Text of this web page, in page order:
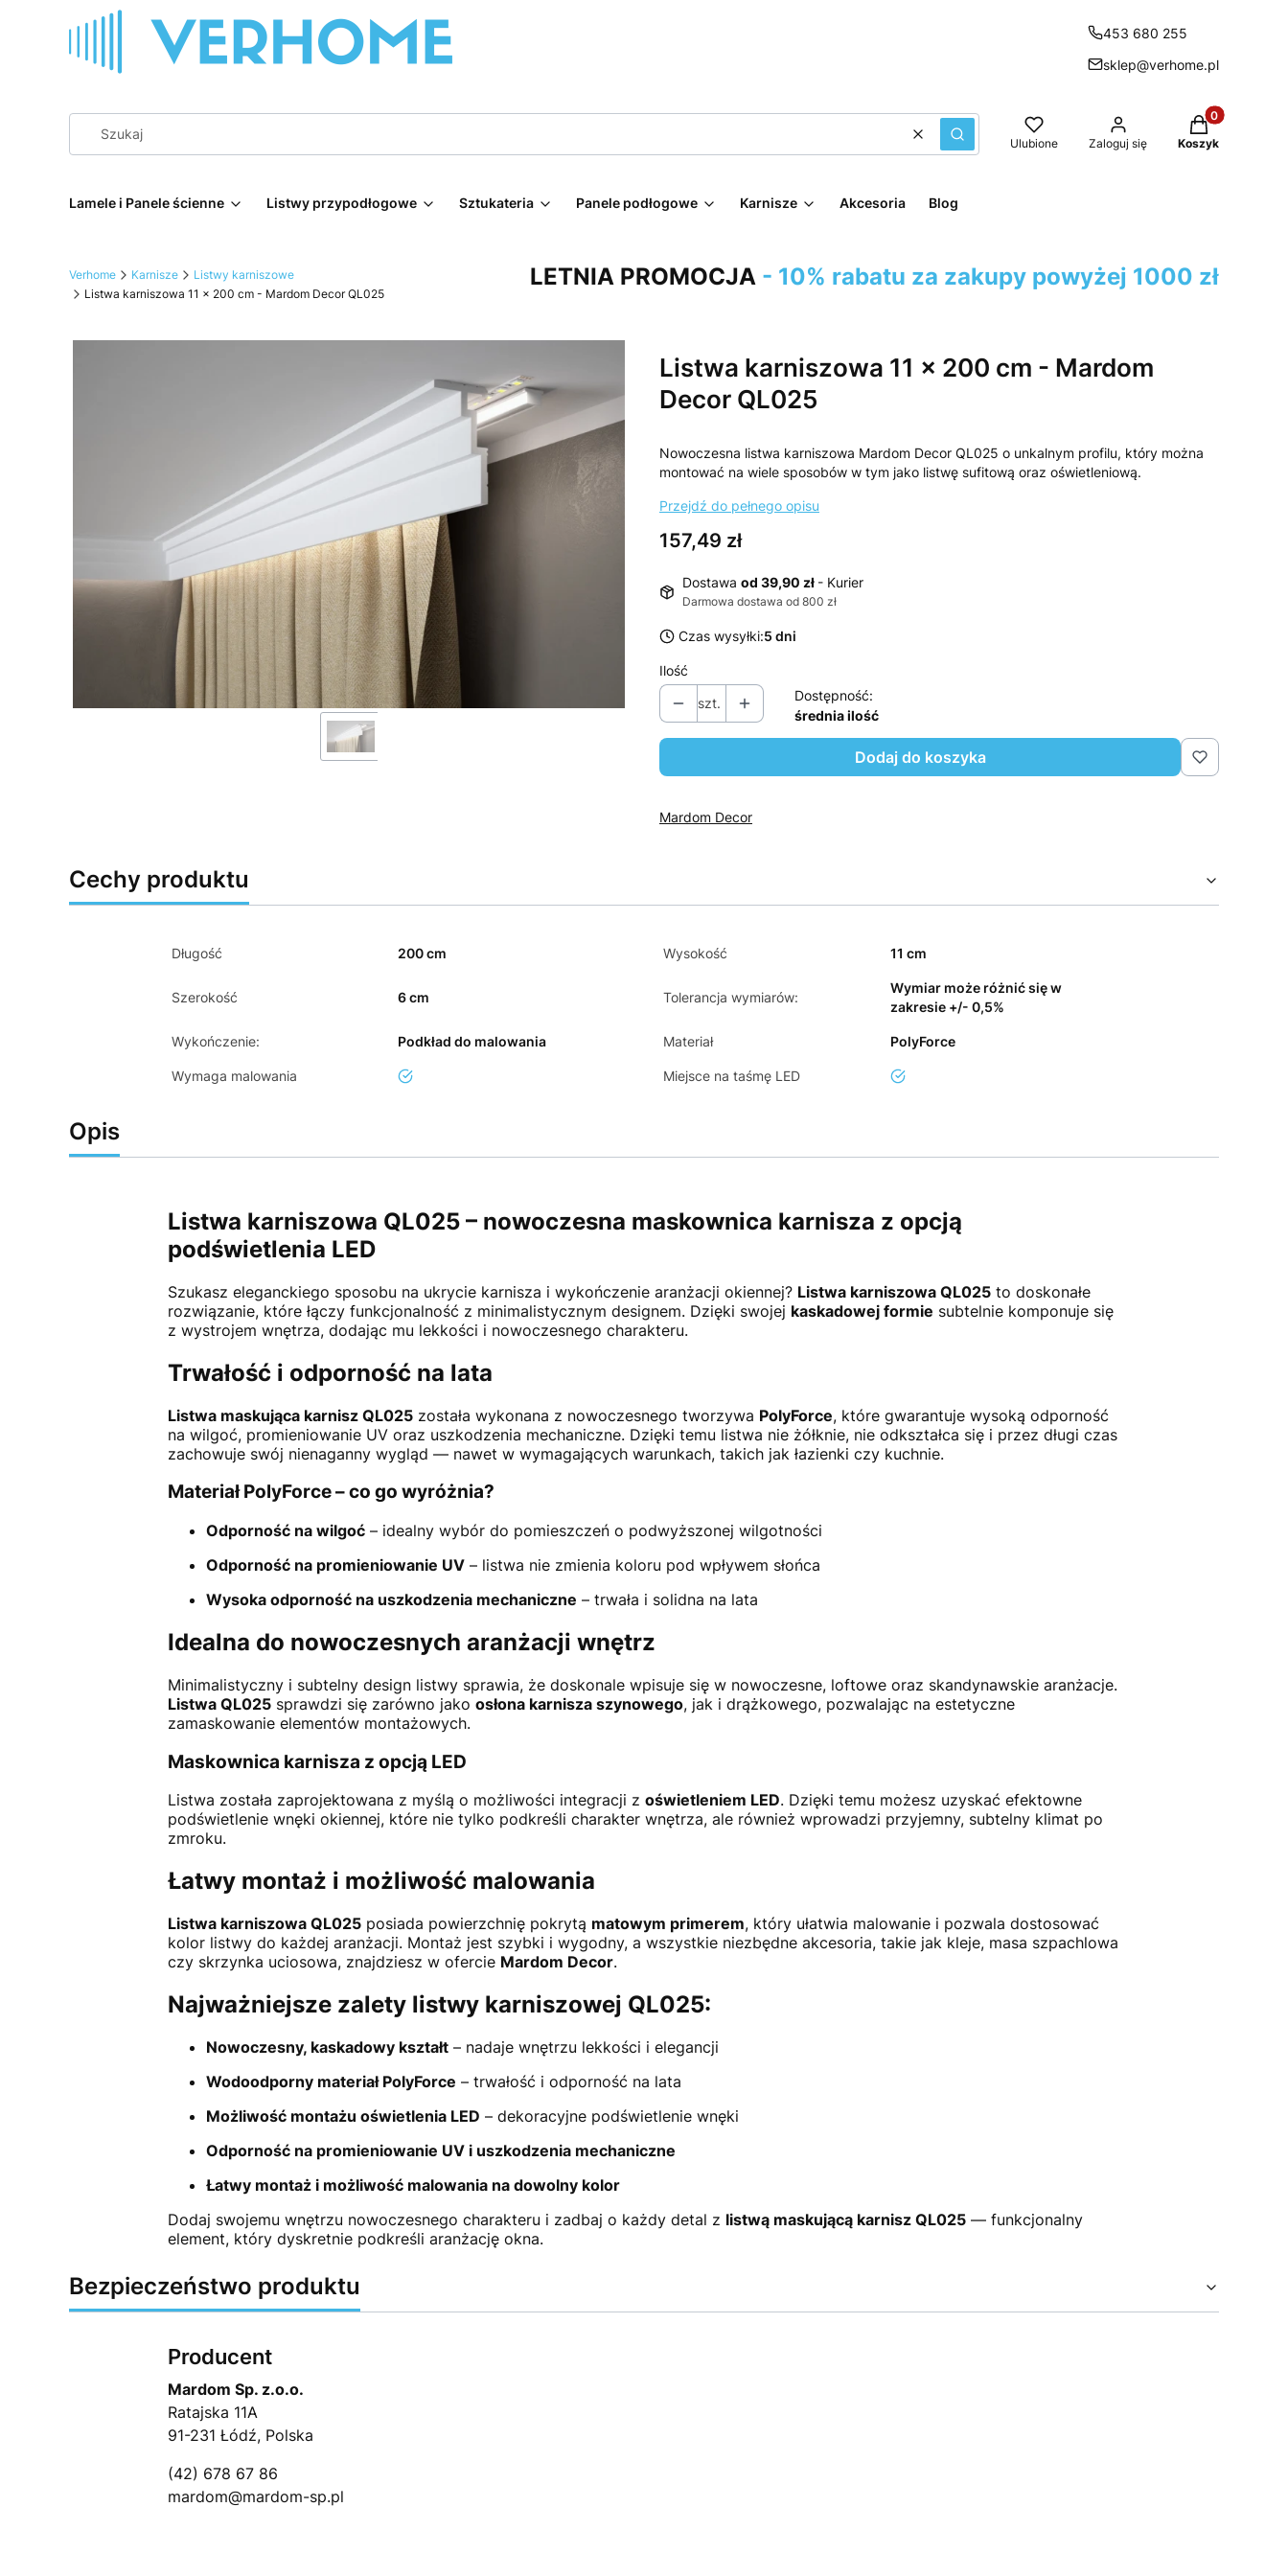
453 680 255
sklep@verhome.pl
WyczyśćSzukaj Ulubione Zaloguj się
Produkty w
Koszyk
Lamele i Panele ścienne Listwy przypodłogowe Sztukateria Panele podłogowe Karnisze Akcesoria Blog
Verhome Karnisze
Listwy karniszowe
Listwa karniszowa 11 x 200 cm - Mardom Decor QL025
LETNIA PROMOCJA - 10% rabatu za zakupy powyżej 1000 zł
Listwa karniszowa 11 x 200 cm - Mardom
Decor QL025
Nowoczesna listwa karniszowa Mardom Decor QL025 o unkalnym profilu, który można
montować na wiele sposobów w tym jako listwę sufitową oraz oświetleniową.
Przejdź do pełnego opisu
Cena
157,49 zł
Dostawa od 39,90 zł - Kurier
Darmowa dostawa od 800 zł
Czas wysyłki:5 dni
Ilość
szt.
Dostępność:
średnia ilość
Dodaj do koszyka
Mardom Decor
Cechy produktu
Długość 200 cm Wysokość 11 cm
Szerokość 6 cm Tolerancja wymiarów:
Wymiar może różnić się w
zakresie +/- 0,5%
Wykończenie: Podkład do malowania Materiał PolyForce
Wymaga malowania tak Miejsce na taśmę LED tak
Opis
Listwa karniszowa QL025 – nowoczesna maskownica karnisza z opcją
podświetlenia LED
Szukasz eleganckiego sposobu na ukrycie karnisza i wykończenie aranżacji okiennej? Listwa karniszowa QL025to doskonałe
rozwiązanie, które łączy funkcjonalność z minimalistycznym designem. Dzięki swojej kaskadowej formie subtelnie komponuje się
z wystrojem wnętrza, dodając mu lekkości i nowoczesnego charakteru.
Trwałość i odporność na lata
Listwa maskująca karnisz QL025została wykonana z nowoczesnego tworzywa PolyForce, które gwarantuje wysoką odporność
na wilgoć, promieniowanie UV oraz uszkodzenia mechaniczne. Dzięki temu listwa nie żółknie, nie odkształca się i przez długi czas
zachowuje swój nienaganny wygląd — nawet w wymagających warunkach, takich jak łazienki czy kuchnie.
Materiał PolyForce – co go wyróżnia?
Odporność na wilgoć– idealny wybór do pomieszczeń o podwyższonej wilgotności
Odporność na promieniowanie UV– listwa nie zmienia koloru pod wpływem słońca
Wysoka odporność na uszkodzenia mechaniczne – trwała i solidna na lata
Idealna do nowoczesnych aranżacji wnętrz
Minimalistyczny i subtelny design listwy sprawia, że doskonale wpisuje się w nowoczesne, loftowe oraz skandynawskie aranżacje.
Listwa QL025sprawdzi się zarówno jako osłona karnisza szynowego, jak i drążkowego, pozwalając na estetyczne
zamaskowanie elementów montażowych.
Maskownica karnisza z opcją LED
Listwa została zaprojektowana z myślą o możliwości integracji z oświetleniem LED. Dzięki temu możesz uzyskać efektowne
podświetlenie wnęki okiennej, które nie tylko podkreśli charakter wnętrza, ale również wprowadzi przyjemny, subtelny klimat po
zmroku.
Łatwy montaż i możliwość malowania
Listwa karniszowa QL025posiada powierzchnię pokrytą matowym primerem, który ułatwia malowanie i pozwala dostosować
kolor listwy do każdej aranżacji. Montaż jest szybki i wygodny, a wszystkie niezbędne akcesoria, takie jak kleje, masa szpachlowa
czy skrzynka uciosowa, znajdziesz w ofercie Mardom Decor.
Najważniejsze zalety listwy karniszowej QL025:
Nowoczesny, kaskadowy kształt– nadaje wnętrzu lekkości i elegancji
Wodoodporny materiał PolyForce – trwałość i odporność na lata
Możliwość montażu oświetlenia LED – dekoracyjne podświetlenie wnęki
Odporność na promieniowanie UV i uszkodzenia mechaniczne
Łatwy montaż i możliwość malowania na dowolny kolor
Dodaj swojemu wnętrzu nowoczesnego charakteru i zadbaj o każdy detal z listwą maskującą karnisz QL025— funkcjonalny
element, który dyskretnie podkreśli aranżację okna.
Bezpieczeństwo produktu
Producent
Mardom Sp. z.o.o.
Ratajska 11A
91-231 Łódź, Polska
(42) 678 67 86
mardom@mardom-sp.pl